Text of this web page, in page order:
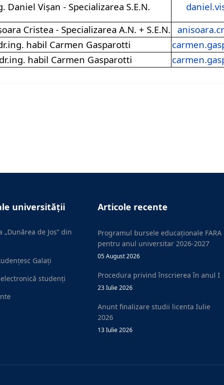
Daniel Vișan - Specializarea S.E.N.
Cristea - Specializarea A.N. + S.E.N.
habil Carmen Gasparotti
habil Carmen Gasparotti
universității
„Dunărea de Jos” din
Galați
studenți
Articole recente
Programul bursele educaționale FARA
pentru anul universitar 2026-2027
05 August 2026
Procedura privind înscrierea în anul I
23 Iulie 2026
Anunt finalizare studii licenta Iulie
2026
13 Iulie 2026